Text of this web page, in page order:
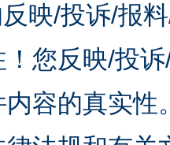
映/投诉/报
您反映/投
容的真实